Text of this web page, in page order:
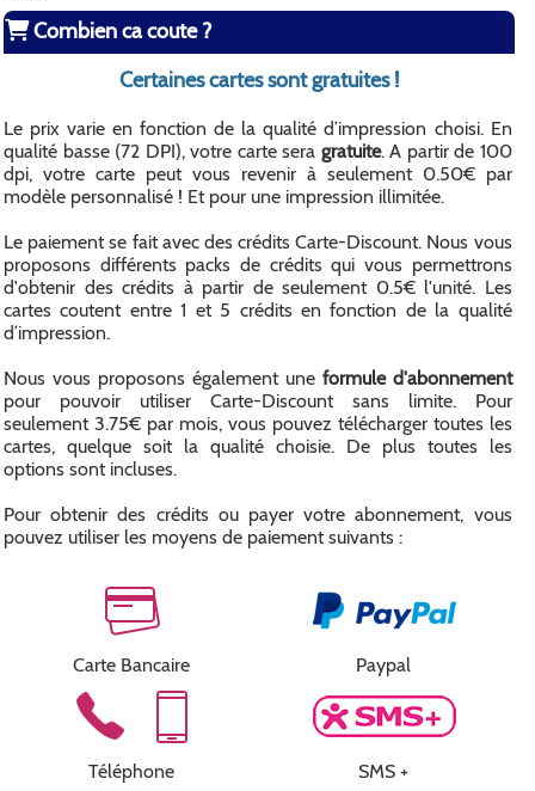
Combien ca coute ?
Certaines cartes sont gratuites !
Le prix varie en fonction de la qualité d’impression choisi. En
qualité basse (72 DPI), votre carte sera gratuite. A partir de 100
dpi, votre carte peut vous revenir à seulement 0.50€ par
modèle personnalisé ! Et pour une impression illimitée.
Le paiement se fait avec des crédits Carte-Discount. Nous vous
proposons différents packs de crédits qui vous permettrons
d'obtenir des crédits à partir de seulement 0.5€ l'unité. Les
cartes coutent entre 1 et 5 crédits en fonction de la qualité
d’impression.
Nous vous proposons également uneformule d'abonnement
pour pouvoir utiliser Carte-Discount sans limite. Pour
seulement 3.75€ par mois, vous pouvez télécharger toutes les
cartes, quelque soit la qualité choisie. De plus toutes les
options sont incluses.
Pour obtenir des crédits ou payer votre abonnement, vous
pouvez utiliser les moyens de paiement suivants :
Carte Bancaire Paypal
Téléphone SMS +